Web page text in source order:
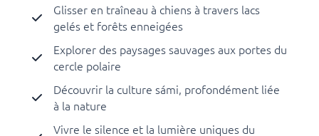
Glisser en traîneau à chiens à travers lacs
gelés et forêts enneigées
Explorer des paysages sauvages aux portes du
cercle polaire
Découvrir la culture sámi, profondément liée
à la nature
Vivre le silence et la lumière uniques du